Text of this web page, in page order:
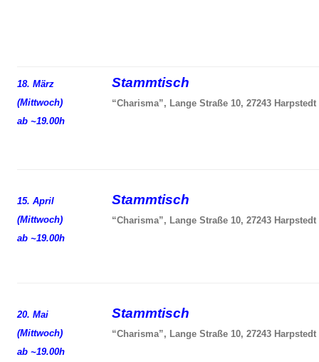
18. März
(Mittwoch)
ab ~19.00h
Stammtisch
“Charisma”, Lange Straße 10, 27243 Harpstedt
15. April
(Mittwoch)
ab ~19.00h
Stammtisch
“Charisma”, Lange Straße 10, 27243 Harpstedt
20. Mai
(Mittwoch)
ab ~19.00h
Stammtisch
“Charisma”, Lange Straße 10, 27243 Harpstedt